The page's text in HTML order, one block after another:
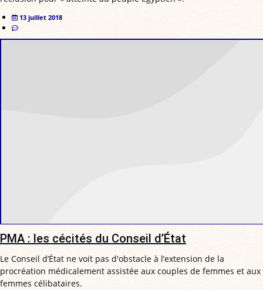
13 juillet 2018
PMA : les cécités du Conseil d’État
Le Conseil d’État ne voit pas d'obstacle à l’extension de la
procréation médicalement assistée aux couples de femmes et aux
femmes célibataires.